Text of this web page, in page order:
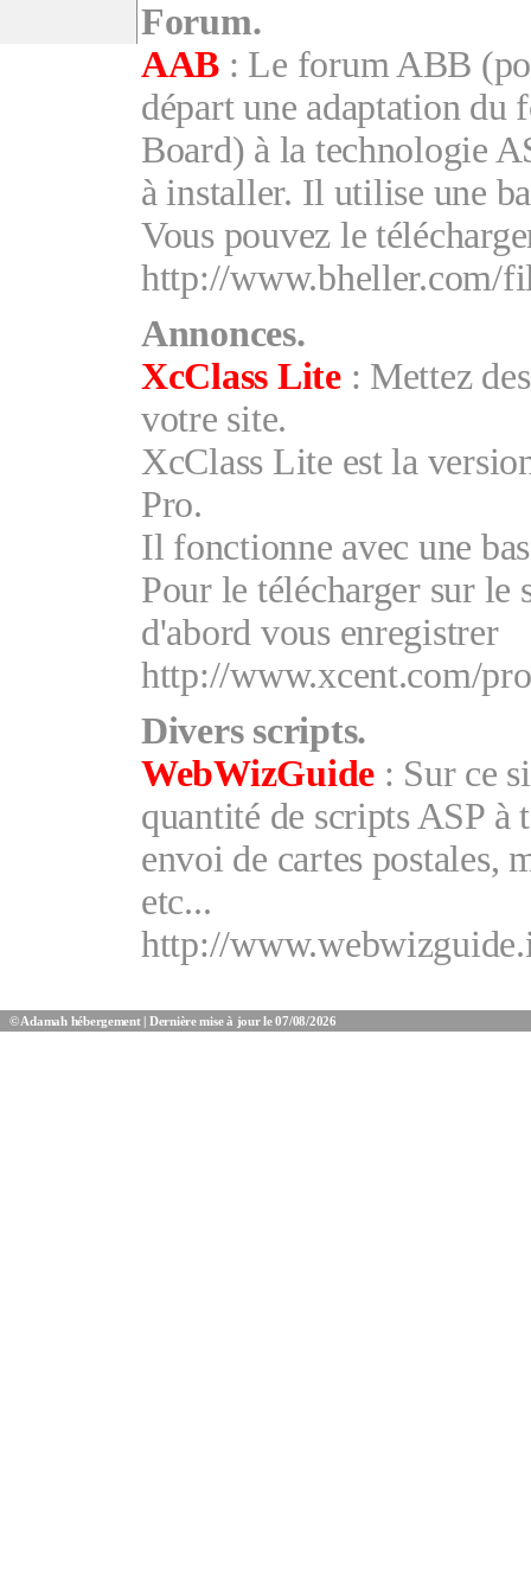
Forum.
AAB : Le forum ABB
départ une adaptation
Board) à la technologie
à installer. Il utilise une
Vous pouvez le
http://www.bheller.com/
Annonces.
XcClass Lite: Mettez
votre site.
XcClass Lite est la
Pro.
Il fonctionne avec une
Pour le télécharger sur le
d'abord vous enregistrer
http://www.xcent.com/
Divers scripts.
WebWizGuide : Sur ce
quantité de scripts ASP à
envoi de cartes postales,
etc...
http://
©Adamah hébergement| Dernière mise à jour le 07/08/2026